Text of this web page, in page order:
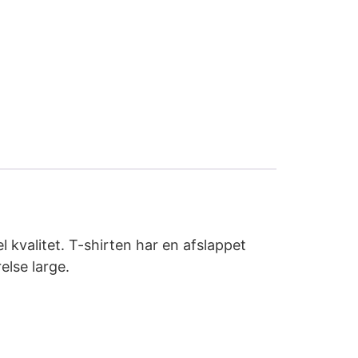
kvalitet. T-shirten har en afslappet
large.